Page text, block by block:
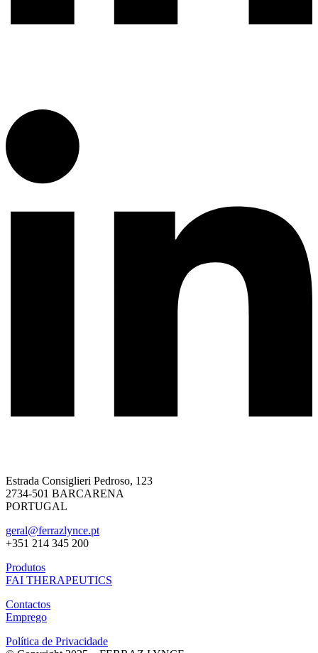
Estrada Consiglieri Pedroso, 123
2734-501 BARCARENA
PORTUGAL
geral@ferrazlynce.pt
+351 214 345 200
Produtos
FAI THERAPEUTICS
Contactos
Emprego
Política de Privacidade